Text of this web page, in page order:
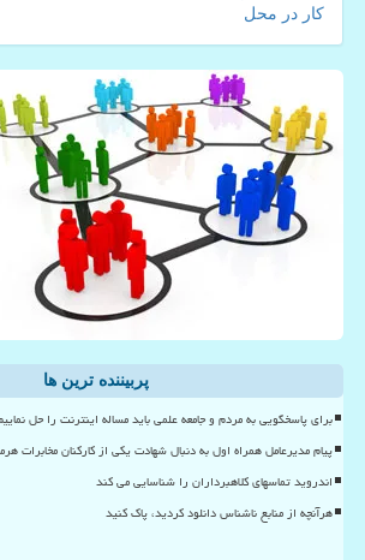
کار در محل
پربیننده ترین ها
برای پاسخگویی به مردم و جامعه علمی باید مساله اینترنت را حل
پیام مدیرعامل همراه اول به دنبال شهادت یکی از کارکنان مخابرات
اندروید تماسهای کلاهبرداران را شناسایی می کند
هرآنچه از منابع ناشناس دانلود کردید، پاک کنید